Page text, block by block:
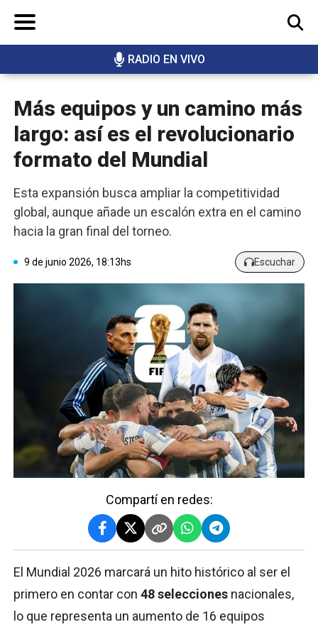
RADIO EN VIVO
BUSCAR
Más equipos y un camino más
largo: así es el revolucionario
formato del Mundial
Esta expansión busca ampliar la competitividad
global, aunque añade un escalón extra en el camino
hacia la gran final del torneo.
9 de junio 2026, 18:13hs Escuchar
Compartí en redes:
El Mundial 2026 marcará un hito histórico al ser el
primero en contar con 48 selecciones nacionales,
lo que representa un aumento de 16 equipos